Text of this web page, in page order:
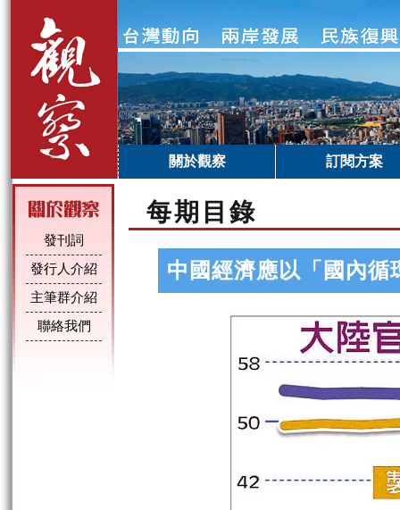
關於觀察 訂閱方案
發刊詞
發行人介紹
主筆群介紹
聯絡我們
每期目錄
中國經濟應以「國內循